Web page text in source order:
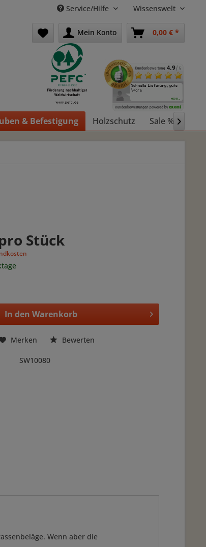
Service/Hilfe Wissenswelt
Mein Konto 0,00 € *
& Befestigung Holzschutz Sale % 
Stück
In den Warenkorb
Merken Bewerten
SW10080
Wenn aber die